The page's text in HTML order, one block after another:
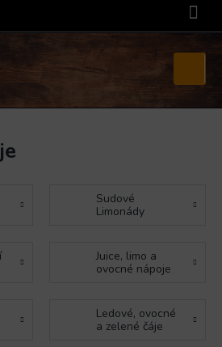
košík
Sudové
Limonády
Juice, limo a
ovocné nápoje
Ledové, ovocné
a zelené čáje